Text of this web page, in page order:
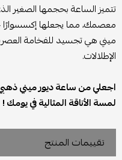
تتميز الساعة بحجمها الصغير
معصمك، مما يجعلها إكسسوارًا
ميني هي تجسيد للفخامة
الإطلالات.
لمسة الأناقة المثالية في يومك !
تقييمات المنتج